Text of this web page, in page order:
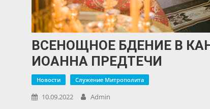
ВСЕНОЩНОЕ БДЕНИЕ В
ИОАННА ПРЕДТЕЧИ
Новости Служение Митрополита
10.09.2022 Admin